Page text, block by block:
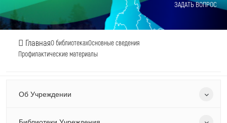
ЗАДАТЬ ВОПРОС
ГлавнаяО библиотекахОсновные сведения
Профилактические материалы
Об Учреждении